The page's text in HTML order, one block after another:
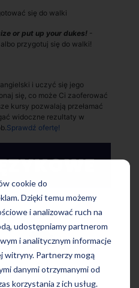
cookie do
Dzięki temu możemy
i analizować ruch na
udostępniamy partnerom
i analitycznym informacje
witryny. Partnerzy mogą
danymi otrzymanymi od
korzystania z ich usług.
się do walki
or put up your dukes! -
przygotuj się do walki!
i uczyć się jego
się, co może Ci zaoferować
kursy pozwalają przełamać
widoczne rezultaty w
Sprawdź ofertę!